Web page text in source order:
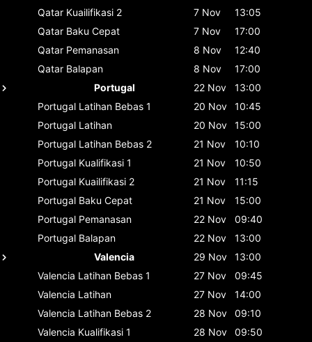
Qatar Kuailifikasi 2 7 Nov
13:05
Qatar Baku Cepat 7 Nov
17:00
Qatar Pemanasan 8 Nov
12:40
Qatar Balapan 8 Nov
17:00
Portugal
22 Nov
13:00
Portugal Latihan Bebas 1 20 Nov
10:45
Portugal Latihan 20 Nov
15:00
Portugal Latihan Bebas 2 21 Nov
10:10
Portugal Kualifikasi 1 21 Nov
10:50
Portugal Kuailifikasi 2 21 Nov
11:15
Portugal Baku Cepat 21 Nov
15:00
Portugal Pemanasan 22 Nov
09:40
Portugal Balapan 22 Nov
13:00
Valencia
29 Nov
13:00
Valencia Latihan Bebas 1 27 Nov
09:45
Valencia Latihan 27 Nov
14:00
Valencia Latihan Bebas 2 28 Nov
09:10
Valencia Kualifikasi 1 28 Nov 09:50